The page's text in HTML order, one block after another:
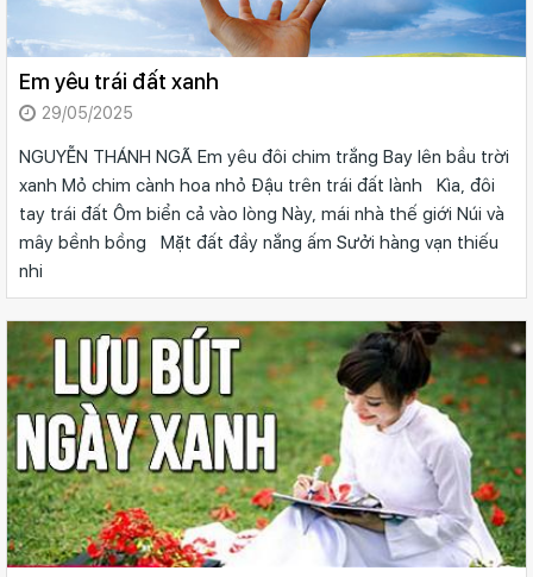
Em yêu trái đất xanh
29/05/2025
NGUYỄN THÁNH NGÃ Em yêu đôi chim trắng Bay lên bầu trời
xanh Mỏ chim cành hoa nhỏ Đậu trên trái đất lành Kìa, đôi
tay trái đất Ôm biển cả vào lòng Này, mái nhà thế giới Núi và
mây bềnh bồng Mặt đất đầy nắng ấm Sưởi hàng vạn thiếu
nhi